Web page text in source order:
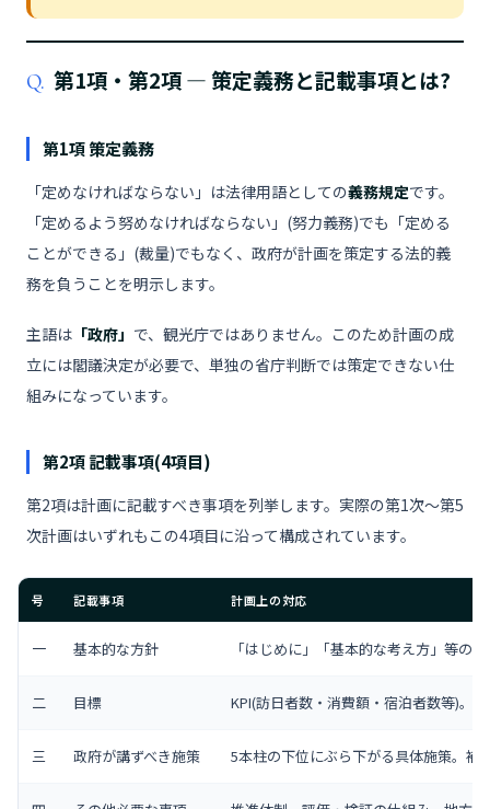
Q. 第1項・第2項 ― 策定義務と記載事項とは?
第1項 策定義務
「定めなければならない」は法律用語としての義務規定です。
「定めるよう努めなければならない」(努力義務)でも「定める
ことができる」(裁量)でもなく、政府が計画を策定する法的義
務を負うことを明示します。
主語は 「政府」 で、観光庁ではありません。このため計画の成
立には閣議決定が必要で、単独の省庁判断では策定できない仕
組みになっています。
第2項 記載事項(4項目)
第2項は計画に記載すべき事項を列挙します。実際の第1次〜第5
次計画はいずれもこの4項目に沿って構成されています。
号 記載事項 計画上の対応
一 基本的な方針 「はじめに」「基本的な考え方」等の
二 目標 KPI(訪日者数・消費額・宿泊者数等)。
三 政府が講ずべき施策 5本柱の下位にぶら下がる具体施策。補